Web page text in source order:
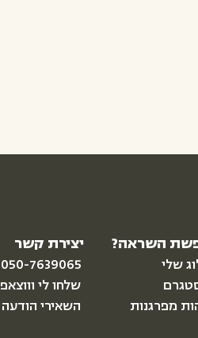
יצירת קשר
050-7639065
שלחו לי וווצאפ
השאירי הודעה
השראה?
שלי
מפרגנות